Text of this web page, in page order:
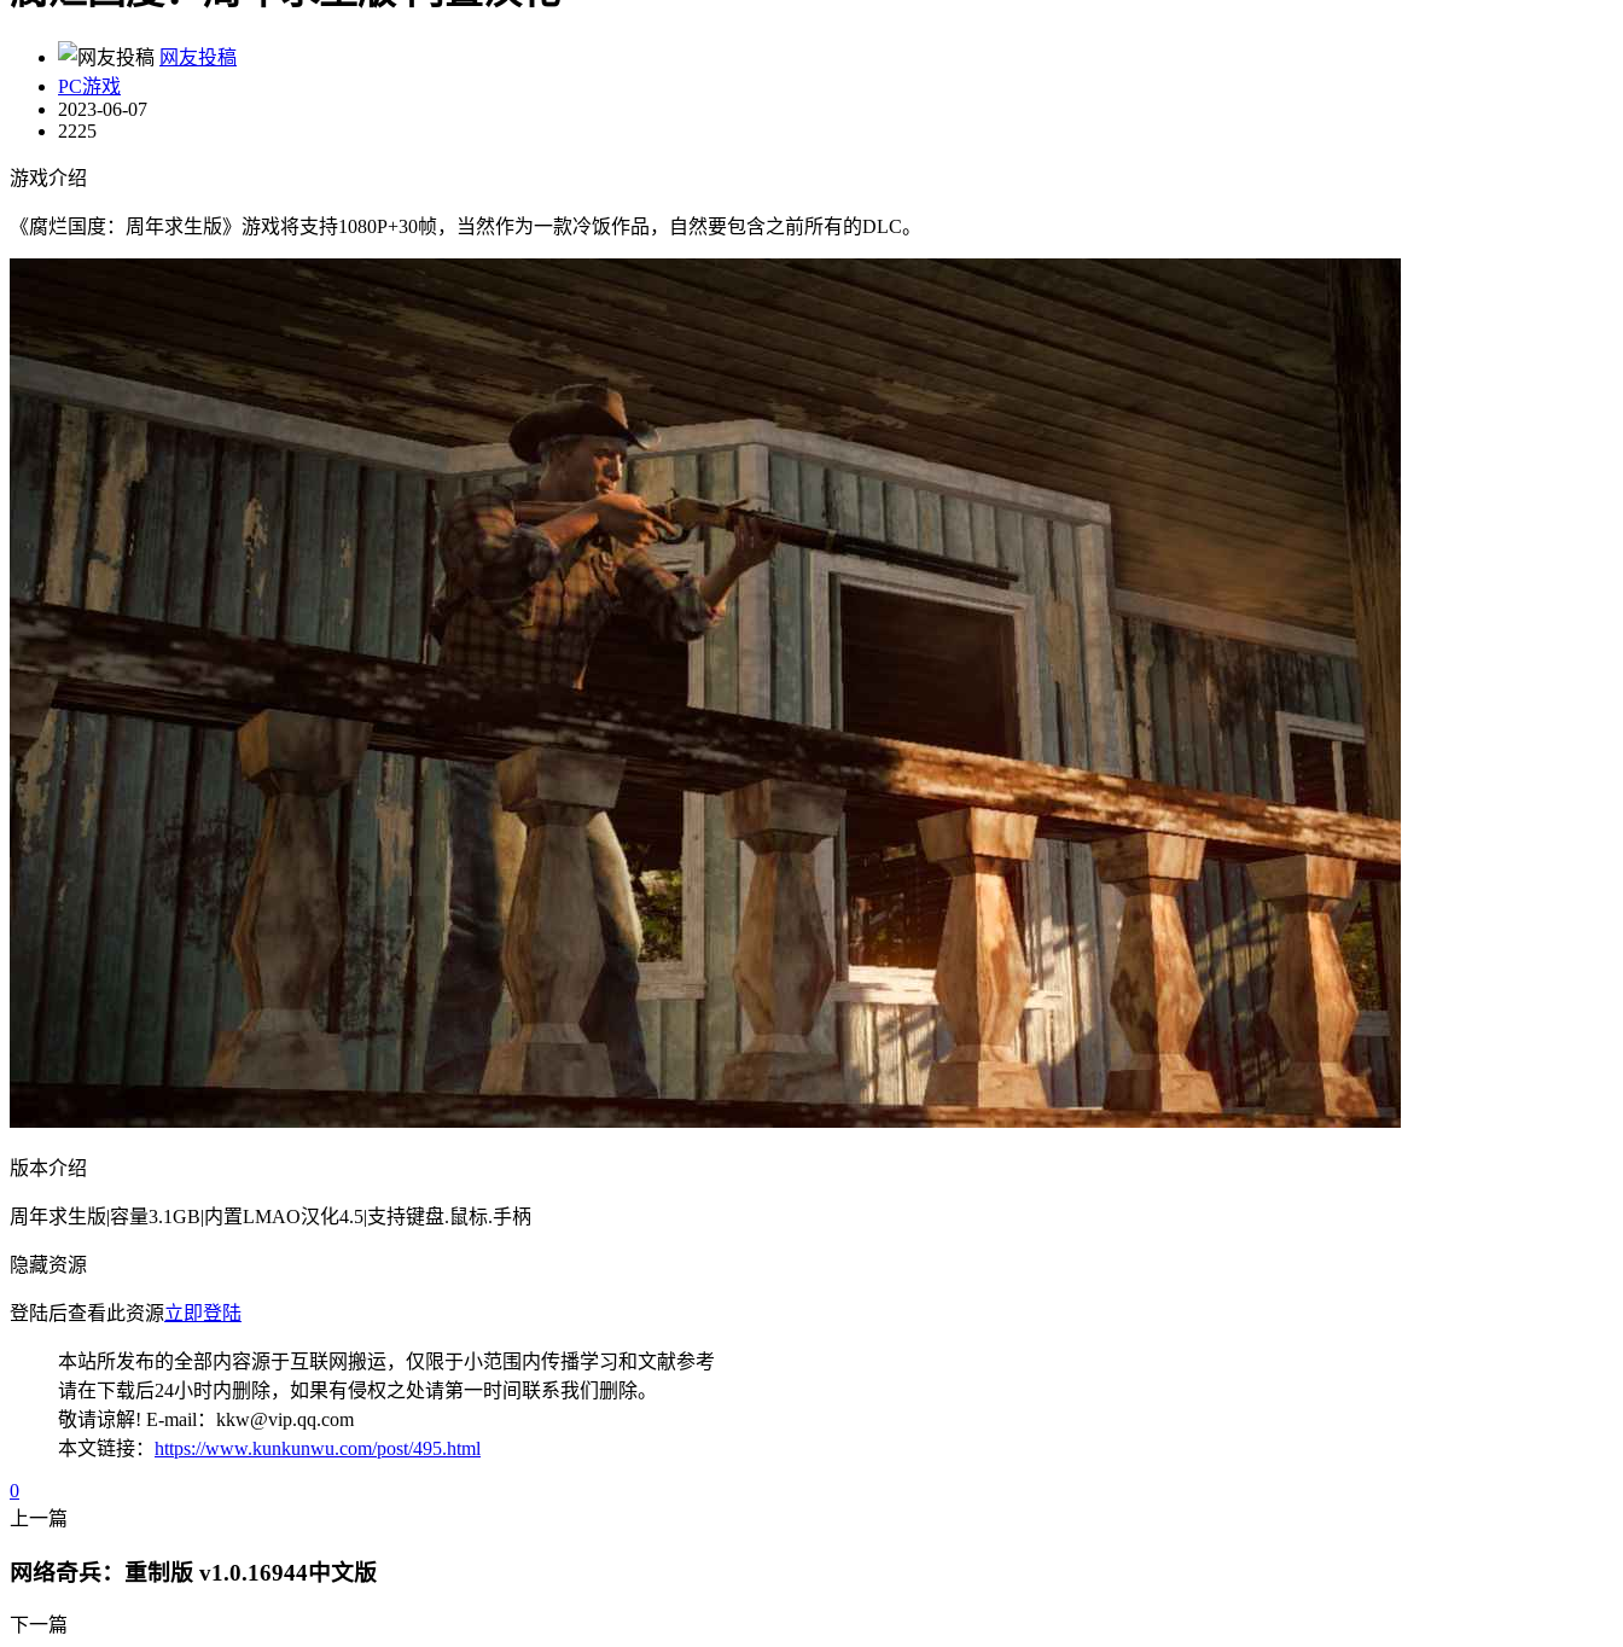
网友投稿
PC游戏
2023-06-07
2225
游戏介绍
《腐烂国度：周年求生版》游戏将支持1080P+30帧，当然作为一款冷饭作品，自然要包含之前所有的DLC。
版本介绍
周年求生版|容量3.1GB|内置LMAO汉化4.5|支持键盘.鼠标.手柄
隐藏资源
登陆后查看此资源立即登陆
本站所发布的全部内容源于互联网搬运，仅限于小范围内传播学习和文献参考
请在下载后24小时内删除，如果有侵权之处请第一时间联系我们删除。
敬请谅解! E-mail：kkw@vip.qq.com
本文链接： https://www.kunkunwu.com/post/495.html
0
上一篇
网络奇兵：重制版 v1.0.16944中文版
下一篇